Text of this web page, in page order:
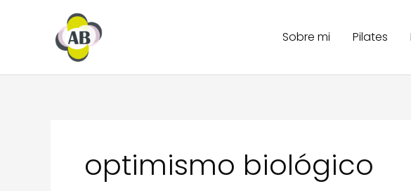
Sobre mi Pilates
optimismo biológico